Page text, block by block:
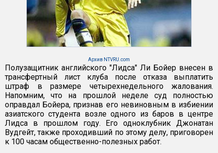
Архив NTVRU.com
Полузащитник английского "Лидса" Ли Бойер внесен в
трансфертный лист клуба после отказа выплатить
штраф в размере четырехнедельного жалования.
Напомним, что на прошлой неделе суд полностью
оправдал Бойера, признав его невиновным в избиении
азиатского студента возле одного из баров в центре
Лидса в прошлом году. Его одноклубник Джонатан
Вудгейт, также проходивший по этому делу, приговорен
к 100 часам общественно-полезных работ.